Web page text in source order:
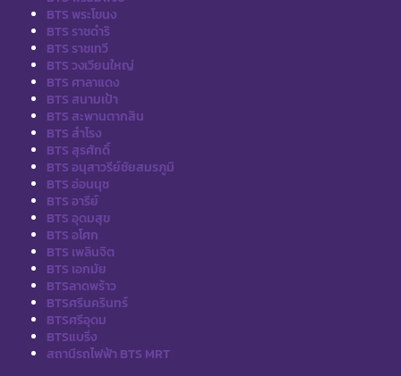
BTS พระโขนง
BTS ราชดำริ
BTS ราชเทวี
BTS วงเวียนใหญ่
BTS ศาลาแดง
BTS สนามเป้า
BTS สะพานตากสิน
BTS สำโรง
BTS สุรศักดิ์
BTS อนุสาวรีย์ชัยสมรภูมิ
BTS อ่อนนุช
BTS อารีย์
BTS อุดมสุข
BTS อโศก
BTS เพลินจิต
BTS เอกมัย
BTSลาดพร้าว
BTSศรีนครินทร์
BTSศรีอุดม
BTSแบริ่ง
สถานีรถไฟฟ้า BTS MRT